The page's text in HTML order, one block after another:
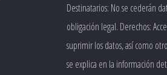
Destinatarios: No se cederán
obligación legal. Derechos:
suprimir los datos, así como
se explica en la información